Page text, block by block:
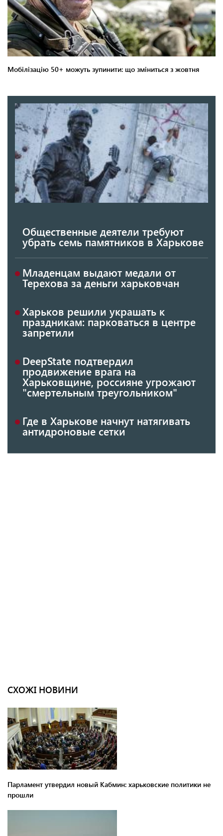
Общественные деятели требуют
убрать семь памятников в Харькове
Младенцам выдают медали от
Терехова за деньги харьковчан
Харьков решили украшать к
праздникам: парковаться в центре
запретили
DeepState подтвердил
продвижение врага на
Харьковщине, россияне угрожают
"смертельным треугольником"
Где в Харькове начнут натягивать
антидроновые сетки
СХОЖІ НОВИНИ
Парламент утвердил новый Кабмин: харьковские политики не
прошли